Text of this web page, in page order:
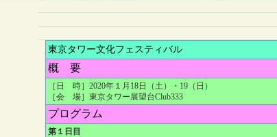
東京タワー文化フェスティバル
概 要
［日 時］2020年１月18日（土）・19（日）
［会 場］東京タワー展望台Club333
プログラム
第１日目